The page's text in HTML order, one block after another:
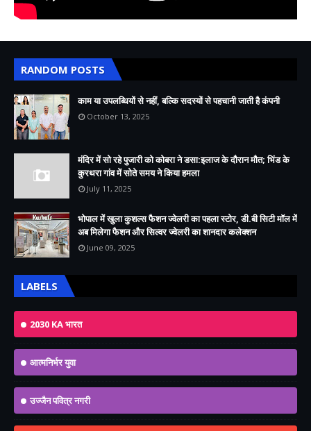
RANDOM POSTS
काम या उपलब्धियों से नहीं, बल्कि सदस्यों से पहचानी जाती है कंपनी
October 13, 2025
मंदिर में सो रहे पुजारी को कोबरा ने डसा:इलाज के दौरान मौत; भिंड के
कुरथरा गांव में सोते समय ने किया हमला
July 11, 2025
भोपाल में खुला कुशल्स फैशन ज्वेलरी का पहला स्टोर, डी.बी सिटी मॉल में
अब मिलेगा फैशन और सिल्वर ज्वेलरी का शानदार कलेक्शन
June 09, 2025
LABELS
2030 KA भारत
आत्मनिर्भर युवा
उज्जैन पवित्र नगरी